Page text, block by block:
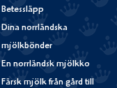
Betessläpp
Dina norrländska
mjölkbönder
En norrländsk mjölkko
Färsk mjölk från gård till